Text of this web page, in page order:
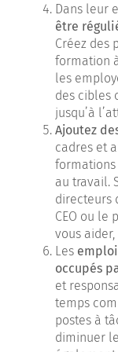
Dans leur
être
Créez des
formation
les
des cibles
jusqu’à
Ajoutez
cadres et
au travail.
directeurs
CEO ou le
vous
Les
occupés
et
temps
postes à
diminuer